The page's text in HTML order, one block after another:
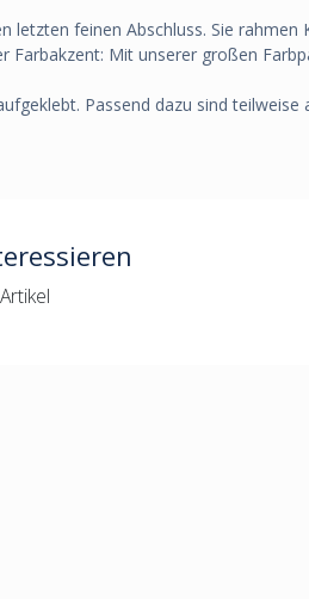
letzten feinen Abschluss. Sie
Mit unserer großen
Passend dazu sind